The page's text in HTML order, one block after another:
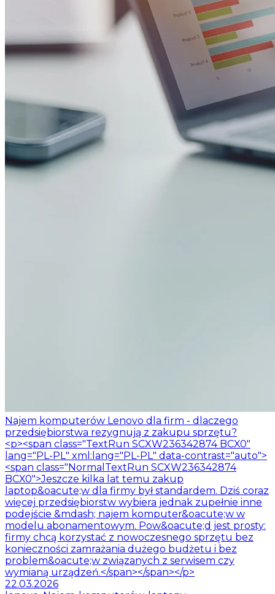
Najem komputerów Lenovo dla firm - dlaczego
przedsiębiorstwa rezygnują z zakupu sprzętu?
<p><span class="TextRun SCXW236342874 BCX0"
lang="PL-PL" xml:lang="PL-PL" data-contrast="auto">
<span class="NormalTextRun SCXW236342874
BCX0">Jeszcze kilka lat temu zakup
laptop&oacute;w dla firmy był standardem. Dziś coraz
więcej przedsiębiorstw wybiera jednak zupełnie inne
podejście &mdash; najem komputer&oacute;w w
modelu abonamentowym. Pow&oacute;d jest prosty:
firmy chcą korzystać z nowoczesnego sprzętu bez
konieczności zamrażania dużego budżetu i bez
problem&oacute;w związanych z serwisem czy
wymianą urządzeń.</span></span></p>
22.03.2026